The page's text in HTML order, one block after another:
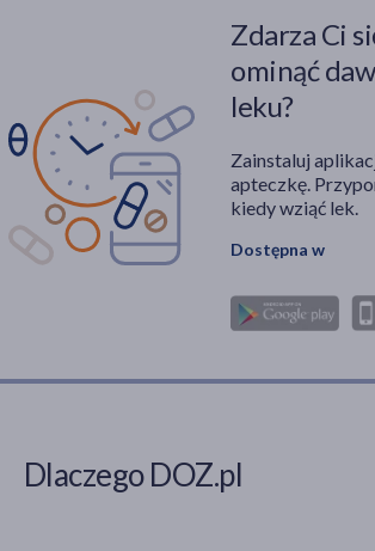
Zdarza Ci
ominąć
leku?
Zainstaluj
apteczkę.
kiedy wziąć lek.
Dostępna w
Dlaczego DOZ.pl